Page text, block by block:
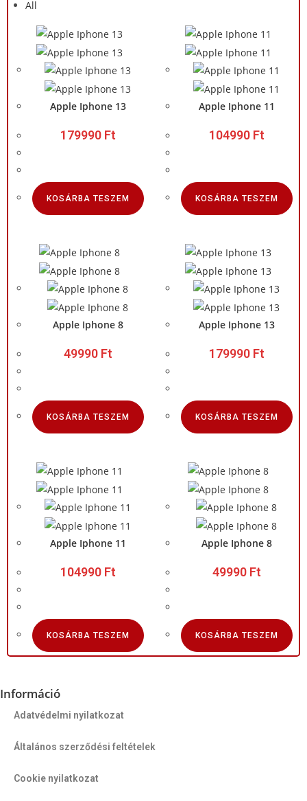
All
Apple Iphone 13
179990 Ft
KOSÁRBA TESZEM
Apple Iphone 11
104990 Ft
KOSÁRBA TESZEM
Apple Iphone 8
49990 Ft
KOSÁRBA TESZEM
Apple Iphone 13
179990 Ft
KOSÁRBA TESZEM
Apple Iphone 11
104990 Ft
KOSÁRBA TESZEM
Apple Iphone 8
49990 Ft
KOSÁRBA TESZEM
Információ
Adatvédelmi nyilatkozat
Általános szerződési feltételek
Cookie nyilatkozat